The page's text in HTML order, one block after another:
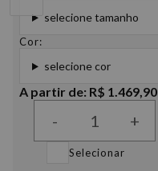
selecione tamanho
Cor:
selecione cor
A partir de: R$ 1.469,90
- +
Selecionar